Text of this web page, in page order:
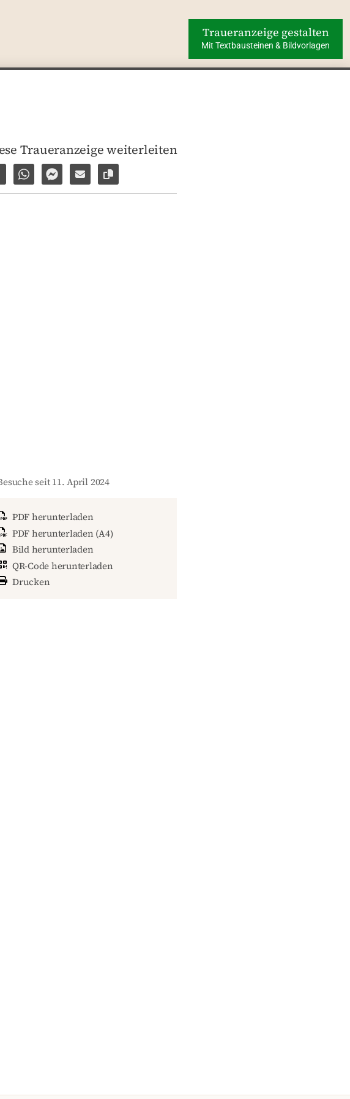
Traueranzeige gestalten
Mit Textbausteinen & Bildvorlagen
Traueranzeige weiterleiten
Facebook teilen
Per WhatsApp weiterleiten
Per Facebook Messenger weiterleiten
Per E-Mail versenden
Link zur Seite kopieren
seit 11. April 2024
PDF herunterladen
PDF herunterladen (A4)
Bild herunterladen
QR-Code herunterladen
Drucken